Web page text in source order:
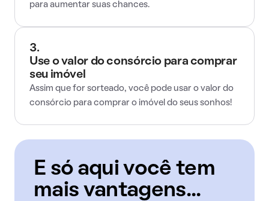
para aumentar suas chances.
3.
Use o valor do consórcio para comprar
seu imóvel
Assim que for sorteado, você pode usar o valor do
consórcio para comprar o imóvel do seus sonhos!
E só aqui você tem
mais vantagens...